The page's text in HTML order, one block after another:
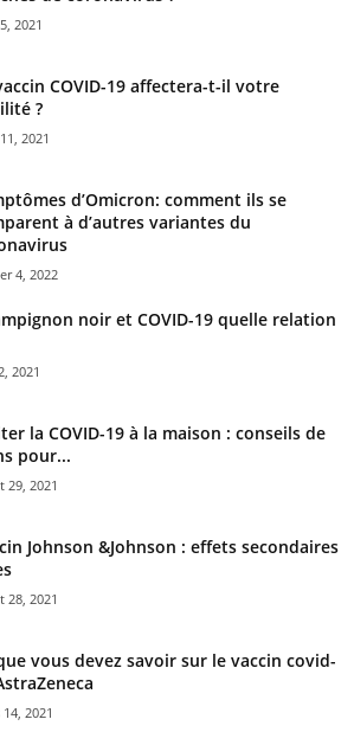
2021
COVID-19 affectera-t-il votre
?
2021
d’Omicron: comment ils se
à d’autres variantes du
4, 2022
noir et COVID-19 quelle relation
2021
la COVID-19 à la maison : conseils de
pour...
29, 2021
Johnson &Johnson : effets secondaires
28, 2021
vous devez savoir sur le vaccin covid-
2021